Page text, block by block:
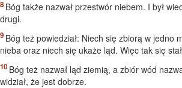
Bóg także nazwał przestwór niebem. I był
drugi.
Bóg też powiedział: Niech się zbiorą w jedno
nieba oraz niech się ukaże ląd. Więc tak się
Bóg też nazwał ląd ziemią, a zbiór wód
widział, że jest dobrze.